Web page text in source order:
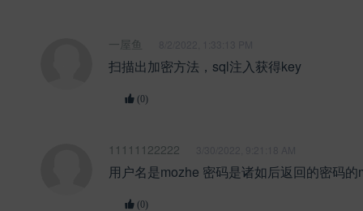
一屋鱼
扫描出加密方法，sql注入获得key
(0)
11111122222
用户名是mozhe 密码是诸如后返回的密码的
(0)